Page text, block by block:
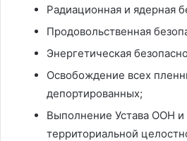
Радиационная и ядерная
Продовольственная
Энергетическая
Освобождение всех
депортированных;
Выполнение Устава ООН и
территориальной